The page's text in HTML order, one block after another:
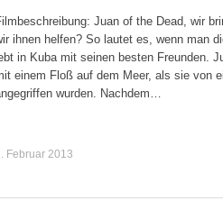
Juan of the Dead, wir
ihnen helfen? So lautet es, wenn man
in Kuba mit seinen besten Freunden.
einem Floß auf dem Meer, als sie von
wurden. Nachdem…
Februar 2013